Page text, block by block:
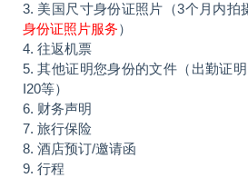
3. 美国尺寸身份证照片（3个月内拍
身份证照片服务）
4. 往返机票
5. 其他证明您身份的文件（出勤证明
I20等）
6. 财务声明
7. 旅行保险
8. 酒店预订/邀请函
9. 行程